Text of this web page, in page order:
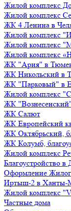
Жилой комплекс
Жилой комплекс
ЖК 4 Ленина в
Жилой комплекс
Жилой комплекс
Жилой комплекс
ЖК "Ария" в
ЖК Никольский в
ЖК "Парковый" в
Жилой комплекс
ЖК
ЖК Салют
ЖК Европейский
ЖК Октябрьский,
ЖК Колумб,
Жилой комплекс
Благоустройство
Оформление
Иртыш-2 в Ханты-
Жилой комплекс
Частные дома